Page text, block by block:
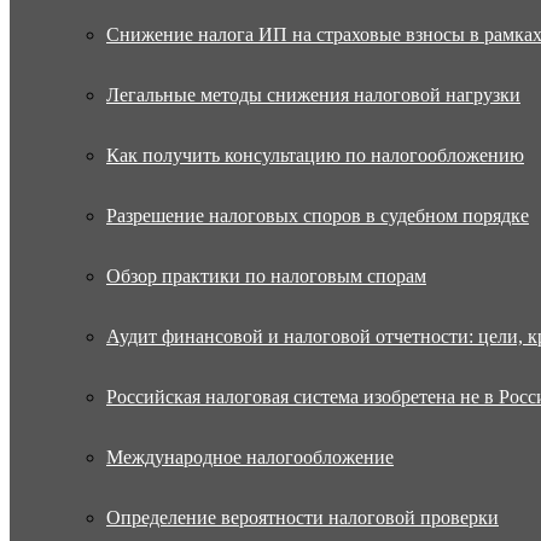
Снижение налога ИП на страховые взносы в
Легальные методы снижения налоговой нагрузки
Как получить консультацию по налогообложению
Разрешение налоговых споров в судебном порядке
Обзор практики по налоговым спорам
Аудит финансовой и налоговой отчетности: цели,
Российская налоговая система изобретена не в
Международное налогообложение
Определение вероятности налоговой проверки